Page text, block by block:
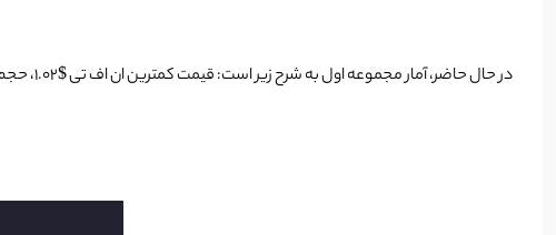
در حال حاضر، آمار مجموعه اول به شرح زیر است: قیمت کمترین ان اف تی $1.02، حجم معاملات 24 ساعته $1,200، حجم کلی $897,500 از زمان شروع تاکنون و مالکیت توسط 72,833 نفر.